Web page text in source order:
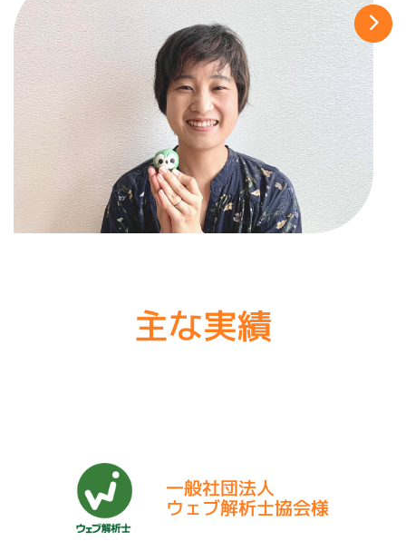
主な実績
一般社団法人
ウェブ解析士協会様